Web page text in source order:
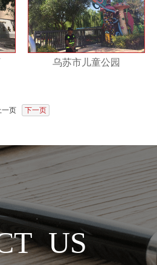
乌苏市儿童公园
一页 下一页
US